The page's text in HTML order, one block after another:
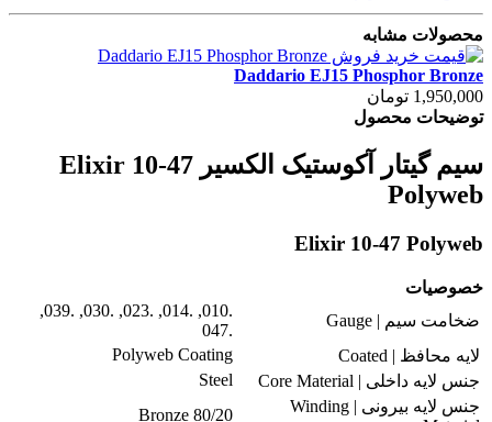
محصولات مشابه
Daddario EJ15 Phosphor Bronze
1,950,000 تومان
توضیحات محصول
سیم گیتار آکوستیک الکسیر Elixir 10-47
Polyweb
Elixir 10-47 Polyweb
خصوصیات
ضخامت سیم | Gauge
.010, .014, .023, .030, .039,
.047
لایه محافظ | Coated
Polyweb Coating
جنس لایه داخلی | Core Material
Steel
جنس لایه بیرونی | Winding
80/20 Bronze